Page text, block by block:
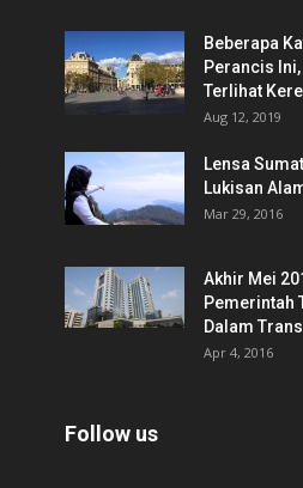
Beberapa
Perancis
Terlihat
Aug 12, 2019
Lensa
Lukisan
Mar 29, 2016
Akhir Mei
Pemerintah
Dalam
Apr 4, 2016
Follow us